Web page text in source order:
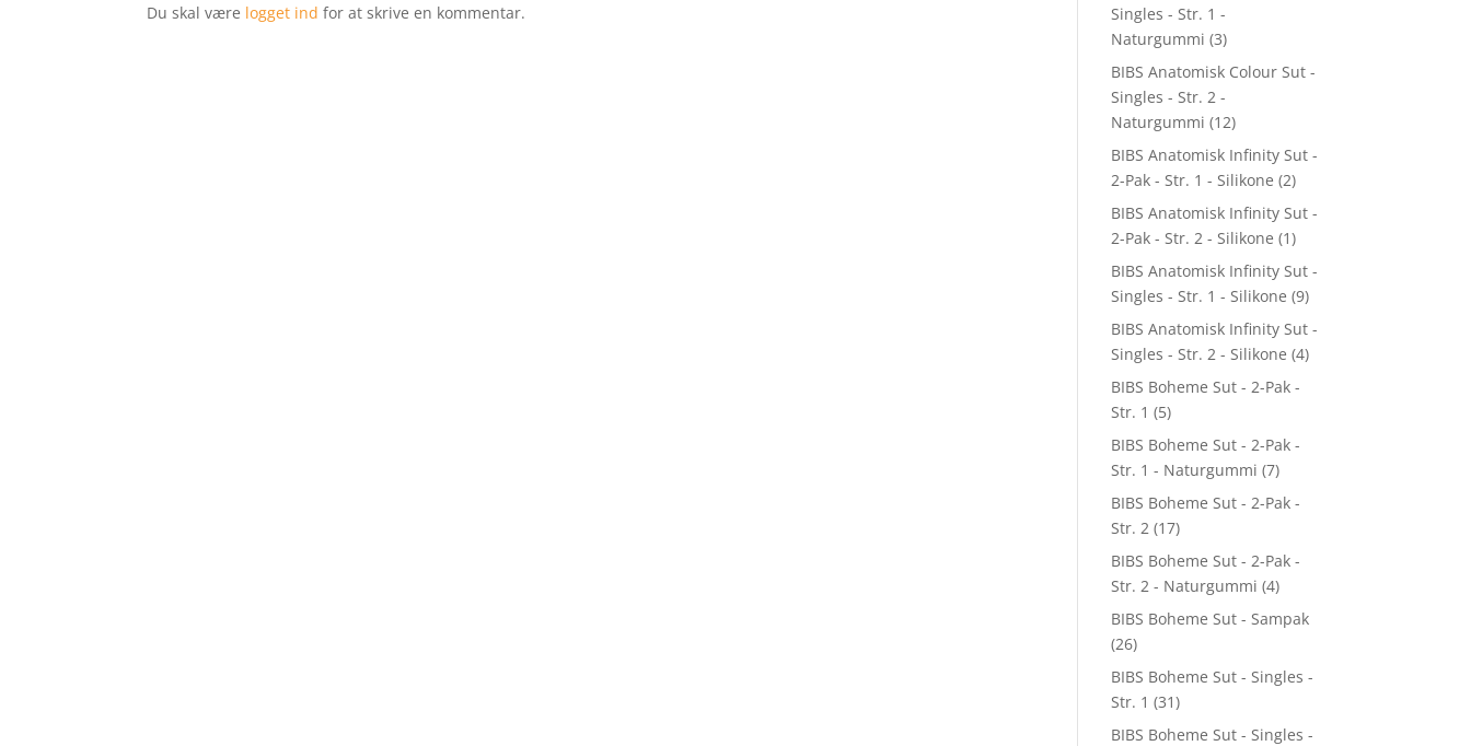
Du skal være logget ind for at skrive en kommentar.
Singles - Str. 1 -
Naturgummi (3)
BIBS Anatomisk Colour Sut -
Singles - Str. 2 -
Naturgummi (12)
BIBS Anatomisk Infinity Sut -
2-Pak - Str. 1 - Silikone (2)
BIBS Anatomisk Infinity Sut -
2-Pak - Str. 2 - Silikone (1)
BIBS Anatomisk Infinity Sut -
Singles - Str. 1 - Silikone (9)
BIBS Anatomisk Infinity Sut -
Singles - Str. 2 - Silikone (4)
BIBS Boheme Sut - 2-Pak -
Str. 1 (5)
BIBS Boheme Sut - 2-Pak -
Str. 1 - Naturgummi (7)
BIBS Boheme Sut - 2-Pak -
Str. 2 (17)
BIBS Boheme Sut - 2-Pak -
Str. 2 - Naturgummi (4)
BIBS Boheme Sut - Sampak
(26)
BIBS Boheme Sut - Singles -
Str. 1 (31)
BIBS Boheme Sut - Singles -